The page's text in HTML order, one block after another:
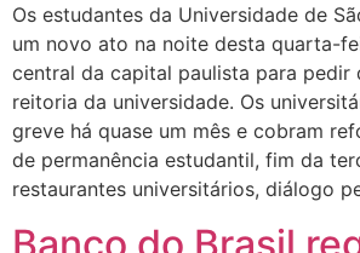
Os estudantes da Universidade de
um novo ato na noite desta quarta-
central da capital paulista para pedir
reitoria da universidade. Os
greve há quase um mês e cobram
de permanência estudantil, fim da
restaurantes universitários, diálogo